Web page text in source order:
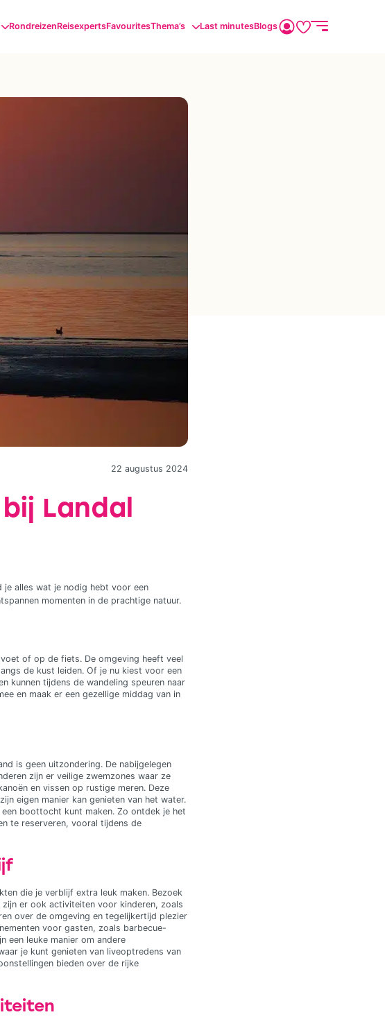
RondreizenReisexpertsFavouritesThema’s Last minutesBlogs
22 augustus 2024
Landal
je alles wat je nodig hebt voor een
momenten in de prachtige natuur.
of op de fiets. De omgeving heeft veel
de kust leiden. Of je nu kiest voor een
kunnen tijdens de wandeling speuren naar
en maak er een gezellige middag van in
is geen uitzondering. De nabijgelegen
zijn er veilige zwemzones waar ze
en vissen op rustige meren. Deze
eigen manier kan genieten van het water.
een boottocht kunt maken. Zo ontdek je het
te reserveren, vooral tijdens de
die je verblijf extra leuk maken. Bezoek
er ook activiteiten voor kinderen, zoals
over de omgeving en tegelijkertijd plezier
voor gasten, zoals barbecue-
een leuke manier om andere
je kunt genieten van liveoptredens van
bieden over de rijke